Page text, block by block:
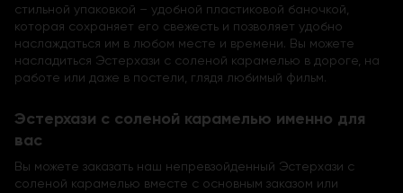
стильной упаковкой – удобной пластиковой баночкой,
которая сохраняет его свежесть и позволяет удобно
наслаждаться им в любом месте и времени. Вы можете
насладиться Эстерхази с соленой карамелью в дороге, на
работе или даже в постели, глядя любимый фильм.
Эстерхази с соленой карамелью именно для
вас
Вы можете заказать наш непревзойденный Эстерхази с
соленой карамелью вместе с основным заказом или